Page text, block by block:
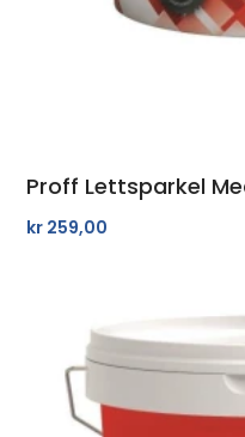
Proff Lettsparkel
kr 259,00